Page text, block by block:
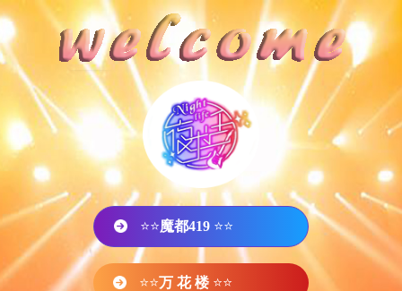
⭐⭐魔都419 ⭐⭐
⭐⭐万 花 楼 ⭐⭐